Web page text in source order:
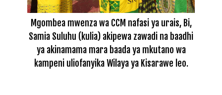
Mgombea mwenza wa CCM nafasi ya urais, Bi,
Samia Suluhu (kulia) akipewa zawadi na baadhi
ya akinamama mara baada ya mkutano wa
kampeni uliofanyika Wilaya ya Kisarawe leo.